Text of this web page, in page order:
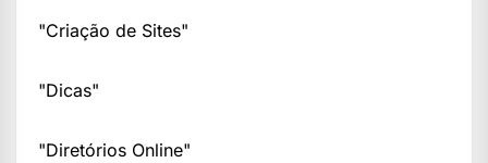
"Criação de Sites"
"Dicas"
"Diretórios Online"